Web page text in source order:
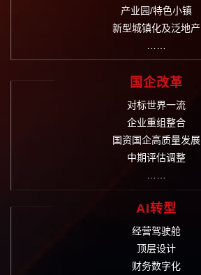
产业园/特色小镇
新型城镇化及泛地产
国企改革
对标世界一流
企业重组整合
国资国企高质量发展
中期评估调整
AI转型
经营驾驶舱
顶层设计
财务数字化